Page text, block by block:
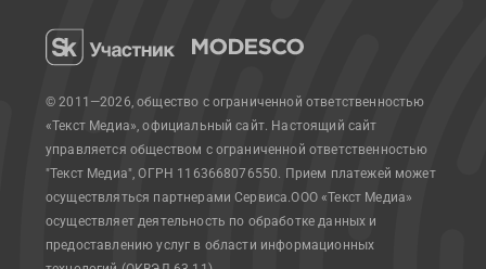
© 2011—2026, общество с ограниченной ответственностью
«Текст Медиа», официальный сайт. Настоящий сайт
управляется обществом с ограниченной ответственностью
"Текст Медиа", ОГРН 1163668076550. Прием платежей может
осуществляться партнерами Сервиса.ООО «Текст Медиа»
осуществляет деятельность по обработке данных и
предоставлению услуг в области информационных